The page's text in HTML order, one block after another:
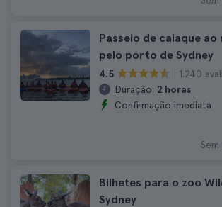
Passeio de caiaque ao
pelo porto de Sydney
4.5
1.240
Duração: 2 horas
Confirmação imediata
Bilhetes para o zoo
Sydney